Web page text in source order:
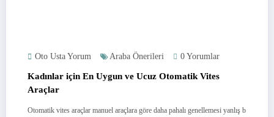
Oto Usta Yorum Araba Önerileri 0 Yorumlar
Kadınlar için En Uygun ve Ucuz Otomatik Vites
Araçlar
Otomatik vites araçlar manuel araçlara göre daha pahalı genellemesi yanlış b